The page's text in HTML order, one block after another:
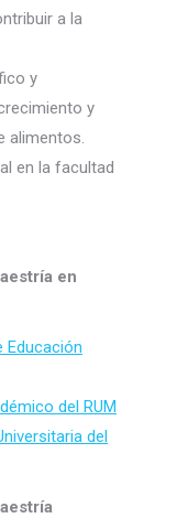
a la
y
y
alimentos.
en la facultad
en
Educación
del RUM
del